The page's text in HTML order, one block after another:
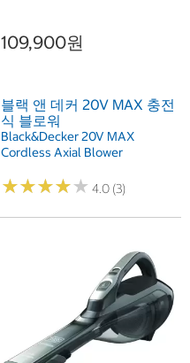
109,900원
블랙 앤 데커 20V MAX 충전
식 블로워
Black&Decker 20V MAX
Cordless Axial Blower
★★★★★
★★★★★ 4.0 (3)